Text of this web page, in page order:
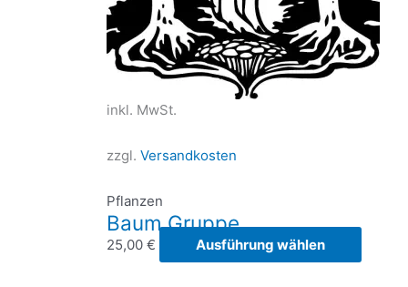
werden
inkl. MwSt.
zzgl. Versandkosten
Pflanzen
Baum Gruppe
25,00 € Ausführung wählen
Produkt